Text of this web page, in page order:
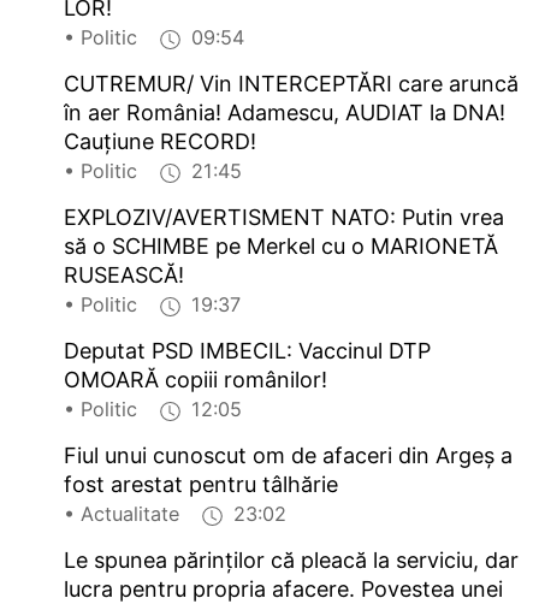
LOR!
• Politic 09:54
CUTREMUR/ Vin INTERCEPTĂRI care aruncă
în aer România! Adamescu, AUDIAT la DNA!
Cauțiune RECORD!
• Politic 21:45
EXPLOZIV/AVERTISMENT NATO: Putin vrea
să o SCHIMBE pe Merkel cu o MARIONETĂ
RUSEASCĂ!
• Politic 19:37
Deputat PSD IMBECIL: Vaccinul DTP
OMOARĂ copiii românilor!
• Politic 12:05
Fiul unui cunoscut om de afaceri din Argeş a
fost arestat pentru tâlhărie
• Actualitate 23:02
Le spunea părinţilor că pleacă la serviciu, dar
lucra pentru propria afacere. Povestea unei